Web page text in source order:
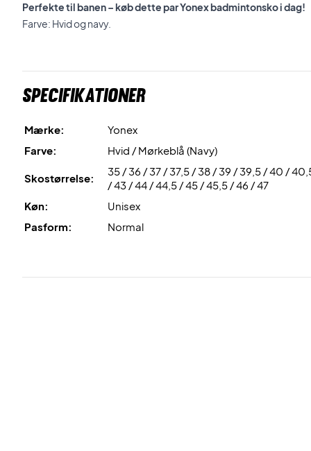
Perfekte til banen – køb dette par Yonex badmintonsko i dag!
Farve: Hvid og navy.
Specifikationer
Mærke:
Yonex
Farve:
Hvid / Mørkeblå (Navy)
Skostørrelse:
35 / 36 / 37 / 37,5 / 38 / 39 / 39,5 / 40 /
/ 43 / 44 / 44,5 / 45 / 45,5 / 46 / 47
Køn:
Unisex
Pasform:
Normal